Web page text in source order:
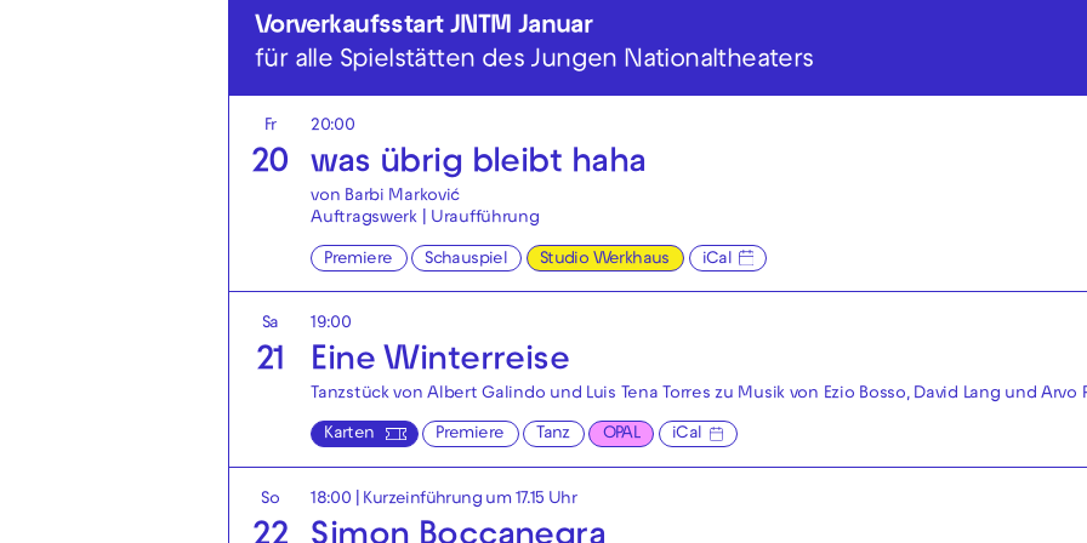
Vorverkaufsstart JNTM Januar
für alle Spielstätten des Jungen Nationaltheaters
Fr
20
20:00
was übrig bleibt haha
von Barbi Marković
Auftragswerk | Uraufführung
Premiere Schauspiel Studio Werkhaus iCal
Sa
21
19:00
Eine Winterreise
Tanzstück von Albert Galindo und Luis Tena Torres zu Musik von Ezio Bosso, David Lang und Arvo
Karten Premiere Tanz OPAL iCal
So 18:00 | Kurzeinführung um 17.15 Uhr